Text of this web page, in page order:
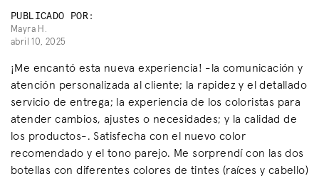
PUBLICADO POR:
Mayra H.
abril 10, 2025
¡Me encantó esta nueva experiencia! -la comunicación y
atención personalizada al cliente; la rapidez y el detallado
servicio de entrega; la experiencia de los coloristas para
atender cambios, ajustes o necesidades; y la calidad de
los productos-. Satisfecha con el nuevo color
recomendado y el tono parejo. Me sorprendí con las dos
botellas con diferentes colores de tintes (raíces y cabello)